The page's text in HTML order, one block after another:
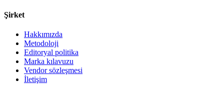
Şirket
Hakkımızda
Metodoloji
Editoryal politika
Marka kılavuzu
Vendor sözleşmesi
İletişim